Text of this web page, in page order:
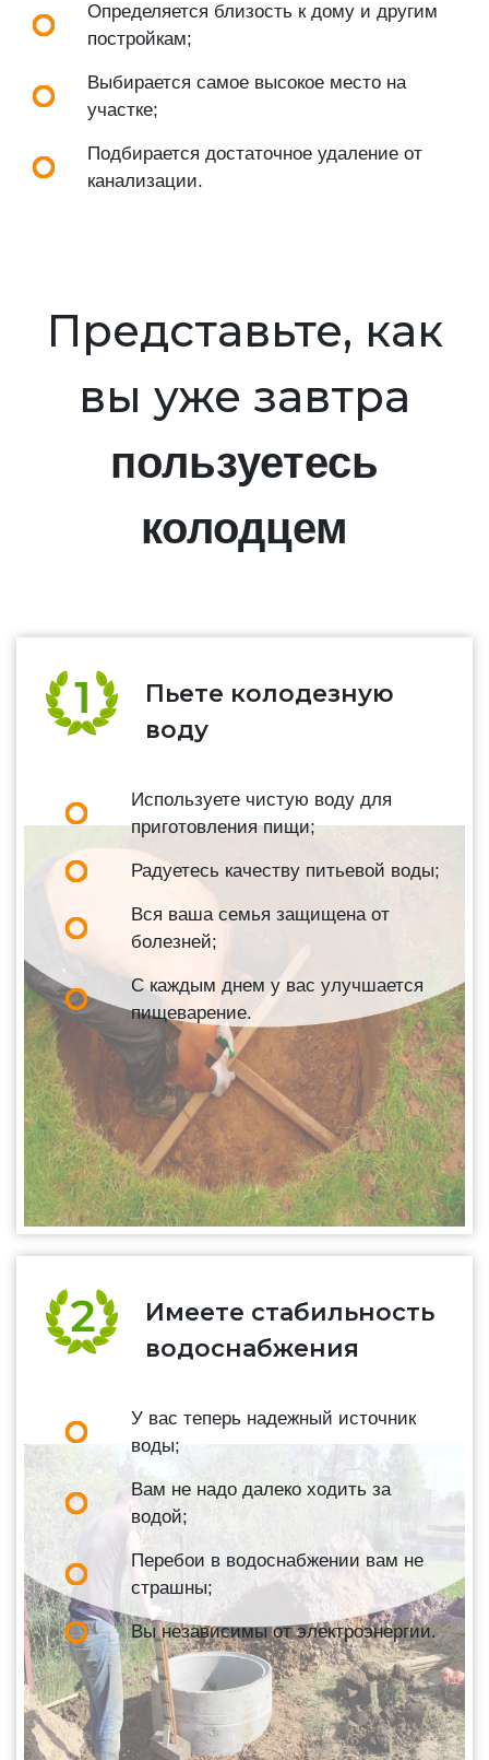
Определяется близость к дому и другим
постройкам;
Выбирается самое высокое место на
участке;
Подбирается достаточное удаление от
канализации.
Представьте, как
вы уже завтра
пользуетесь
колодцем
Пьете колодезную
воду
Используете чистую воду для
приготовления пищи;
Радуетесь качеству питьевой воды;
Вся ваша семья защищена от
болезней;
С каждым днем у вас улучшается
пищеварение.
Имеете стабильность
водоснабжения
У вас теперь надежный источник
воды;
Вам не надо далеко ходить за
водой;
Перебои в водоснабжении вам не
страшны;
Вы независимы от электроэнергии.